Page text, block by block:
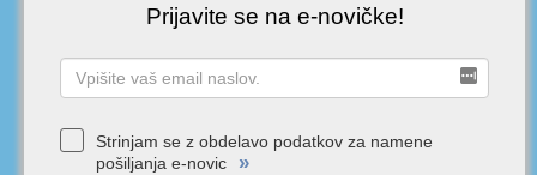
Prijavite se na e-novičke!
Strinjam se z obdelavo podatkov za namene
pošiljanja e-novic
»